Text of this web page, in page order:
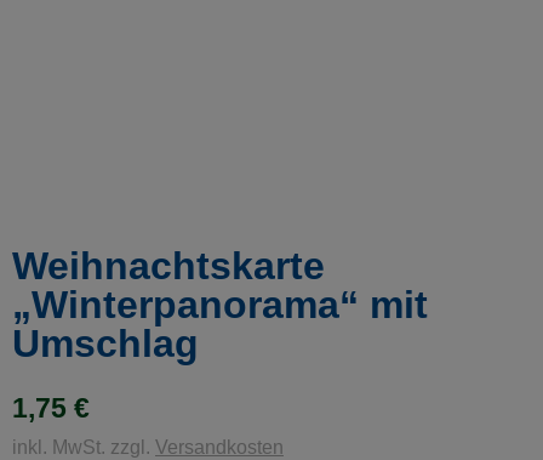
Weihnachtskarte
„Winterpanorama“ mit
Umschlag
1,75 €
inkl. MwSt. zzgl. Versandkosten